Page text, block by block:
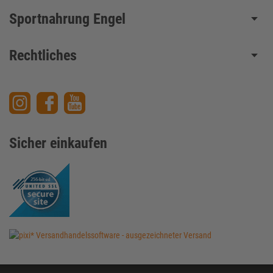
Sportnahrung Engel
Rechtliches
Sicher einkaufen